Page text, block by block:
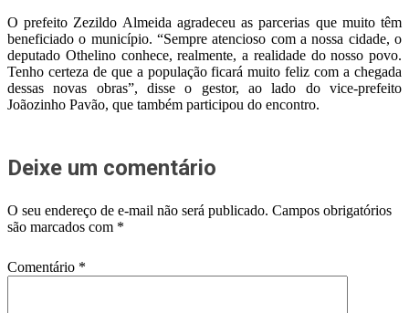
O prefeito Zezildo Almeida agradeceu as parcerias que muito têm
beneficiado o município. “Sempre atencioso com a nossa cidade, o
deputado Othelino conhece, realmente, a realidade do nosso povo.
Tenho certeza de que a população ficará muito feliz com a chegada
dessas novas obras”, disse o gestor, ao lado do vice-prefeito
Joãozinho Pavão, que também participou do encontro.
Deixe um comentário
O seu endereço de e-mail não será publicado. Campos obrigatórios
são marcados com *
Comentário *